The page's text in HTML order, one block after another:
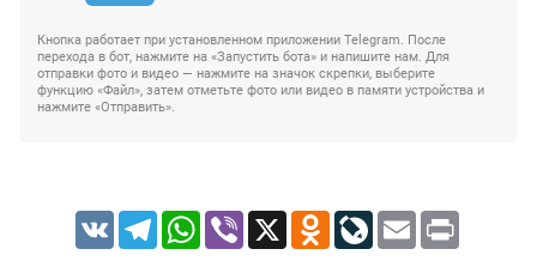
Кнопка работает при установленном приложении Telegram. После
перехода в бот, нажмите на «Запустить бота» и напишите нам. Для
отправки фото и видео — нажмите на значок скрепки, выберите
функцию «Файл», затем отметьте фото или видео в памяти устройства и
нажмите «Отправить».
VK TelegramWhatsApp
Viber X Odnoklassniki
LiveJournal
Email Print